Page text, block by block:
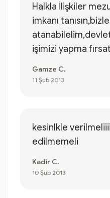
Halkla İlişkiler
imkanı
işimizi yapma
Gamze C.
11 Şub 2013
kesinlkle
edilmemeli
Kadir C.
10 Şub 2013